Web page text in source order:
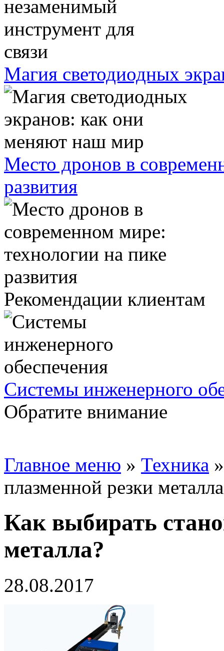
Магия светодиодных
Место дронов в
развития
Рекомендации клиентам
Системы инженерного
Обратите внимание
Главное меню » Техника
плазменной резки
Как выбирать
металла?
28.08.2017